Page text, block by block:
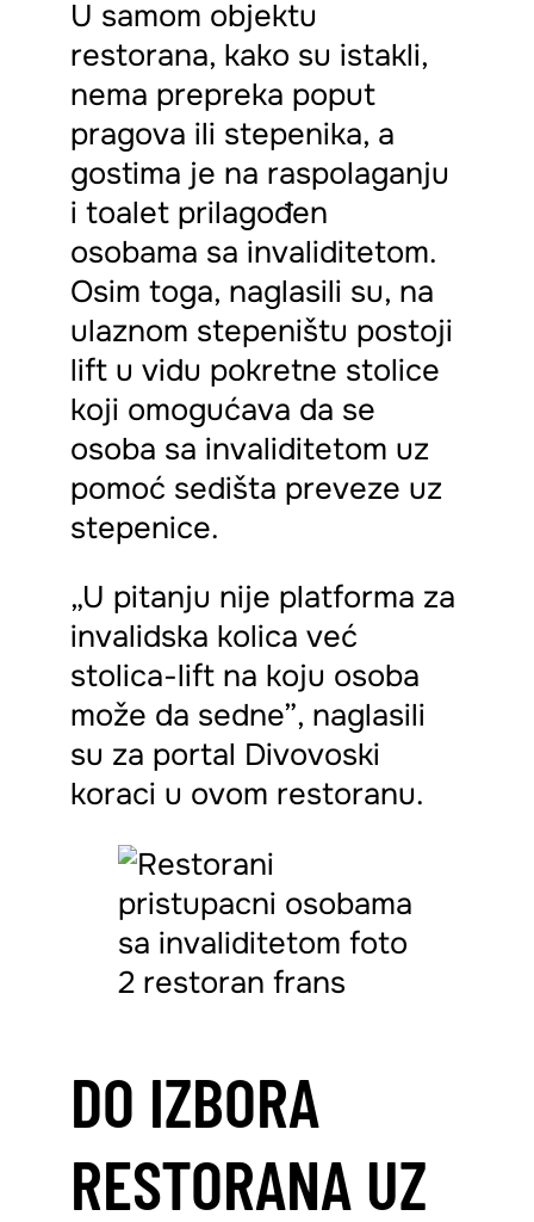
U samom objektu
restorana, kako su istakli,
nema prepreka poput
pragova ili stepenika, a
gostima je na raspolaganju
i toalet prilagođen
osobama sa invaliditetom.
Osim toga, naglasili su, na
ulaznom stepeništu postoji
lift u vidu pokretne stolice
koji omogućava da se
osoba sa invaliditetom uz
pomoć sedišta preveze uz
stepenice.
„U pitanju nije platforma za
invalidska kolica već
stolica-lift na koju osoba
može da sedne”, naglasili
su za portal Divovoski
koraci u ovom restoranu.
DO IZBORA
RESTORANA UZ